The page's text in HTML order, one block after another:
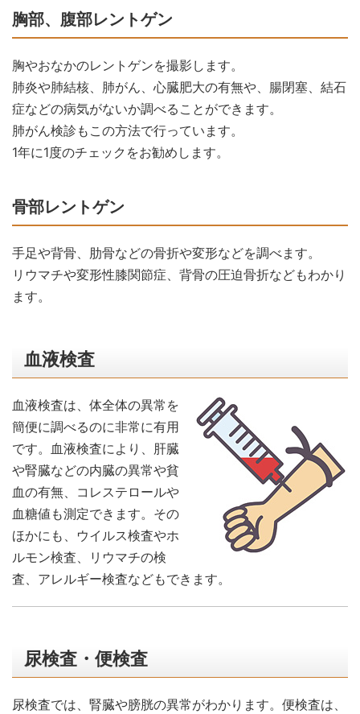
胸部、腹部レントゲン
胸やおなかのレントゲンを撮影します。
肺炎や肺結核、肺がん、心臓肥大の有無や、腸閉塞、結石
症などの病気がないか調べることができます。
肺がん検診もこの方法で行っています。
1年に1度のチェックをお勧めします。
骨部レントゲン
手足や背骨、肋骨などの骨折や変形などを調べます。
リウマチや変形性膝関節症、背骨の圧迫骨折などもわかり
ます。
血液検査
血液検査は、体全体の異常を
簡便に調べるのに非常に有用
です。血液検査により、肝臓
や腎臓などの内臓の異常や貧
血の有無、コレステロールや
血糖値も測定できます。その
ほかにも、ウイルス検査やホ
ルモン検査、リウマチの検
査、アレルギー検査などもできます。
尿検査・便検査
尿検査では、腎臓や膀胱の異常がわかります。便検査は、